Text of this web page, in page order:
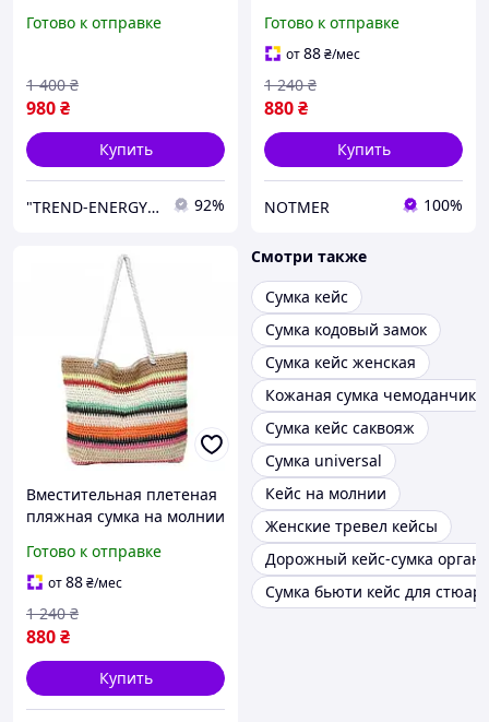
мышь Чехол для ноутбука
Wiwu
Готово к отправке
980₴
1 400 ₴
Купить
"TREND-ENERGY" Интернет-магазин аксессуаров к смартфонам и компьютерам 92%
плетеная сумка-шоппер в
разноцветную полоску
Готово к отправке
от88₴/мес
880₴
1 240 ₴
Купить
NOTMER 100%
Вместительная плетеная
пляжная сумка на молнии
бежевая женская сумка-
шоппер в яркую полоску
Готово к отправке
от88₴/мес
880₴
1 240 ₴
Купить
Смотри также
Сумка кейс
Сумка кодовый замок
Сумка кейс женская
Кожаная сумка чемоданчик
Сумка кейс саквояж
Сумка universal
Кейс на молнии
Женские тревел кейсы
Дорожный кейс-сумка
Сумка бьюти кейс для